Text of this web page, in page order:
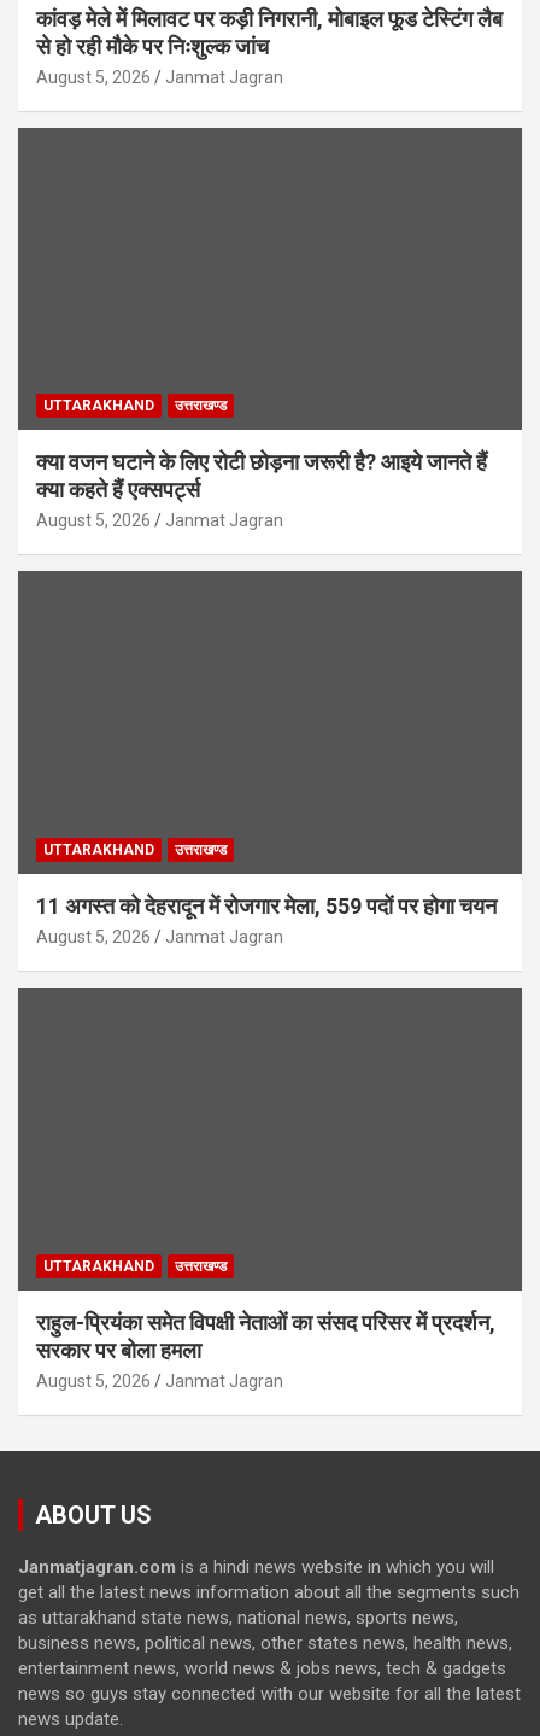
कांवड़ मेले में मिलावट पर कड़ी निगरानी, मोबाइल फूड टेस्टिंग लैब
से हो रही मौके पर निःशुल्क जांच
August 5, 2026 Janmat Jagran
UTTARAKHAND उत्तराखण्ड
क्या वजन घटाने के लिए रोटी छोड़ना जरूरी है? आइये जानते हैं
क्या कहते हैं एक्सपर्ट्स
August 5, 2026 Janmat Jagran
UTTARAKHAND उत्तराखण्ड
11 अगस्त को देहरादून में रोजगार मेला, 559 पदों पर होगा चयन
August 5, 2026 Janmat Jagran
UTTARAKHAND उत्तराखण्ड
राहुल-प्रियंका समेत विपक्षी नेताओं का संसद परिसर में प्रदर्शन,
सरकार पर बोला हमला
August 5, 2026 Janmat Jagran
ABOUT US
Janmatjagran.com is a hindi news website in which you will
get all the latest news information about all the segments such
as uttarakhand state news, national news, sports news,
business news, political news, other states news, health news,
entertainment news, world news & jobs news, tech & gadgets
news so guys stay connected with our website for all the latest
news update.